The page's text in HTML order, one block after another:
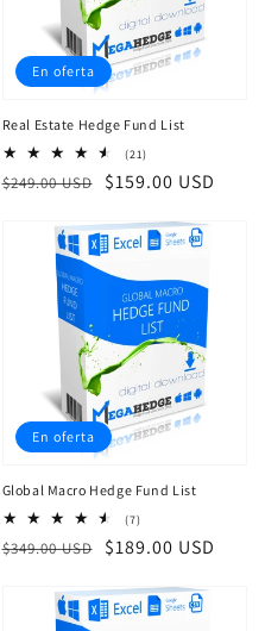
Real Estate Hedge Fund List
(21)21
totales
Precio
$249.00 USD
Precio
venta
$159.00 USD
En oferta
Global Macro Hedge Fund List
(7)7
totales
Precio
$349.00 USD
Precio
venta
$189.00 USD
En oferta